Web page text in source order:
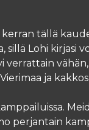
tällä
Lohi kirjasi
verrattain
ja
perjantain